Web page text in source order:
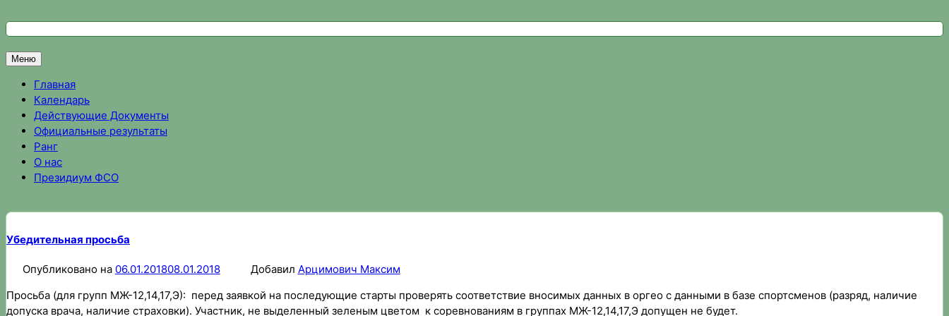
кФедерация спортивного ориентирования Омской области
Спортивное ориентирование в Омске, результаты соревнований, новости спортивного ориентирования, официальный сайт федерации спортивного ориентирования
Меню
Главная
Календарь
Действующие Документы
Официальные результаты
Ранг
О нас
Президиум ФСО
Убедительная просьба
Опубликовано на 06.01.201808.01.2018 Добавил Арцимович Максим
Просьба (для групп МЖ-12,14,17,Э): перед заявкой на последующие старты проверять соответствие вносимых данных в оргео с данными в базе спортсменов (разряд, наличие
допуска врача, наличие страховки). Участник, не выделенный зеленым цветом к соревнованиям в группах МЖ-12,14,17,Э допущен не будет.